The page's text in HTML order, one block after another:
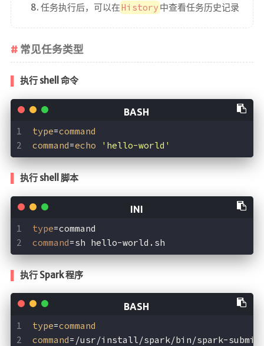
任务执行后，可以在History 中查看任务历史记录
常见任务类型
执行 shell 命令
type=command
command=echo 'hello-world'
执行 shell 脚本
type=command
command=sh hello-world.sh
执行 Spark 程序
type=command
command=/usr/install/spark/bin/spark-submit